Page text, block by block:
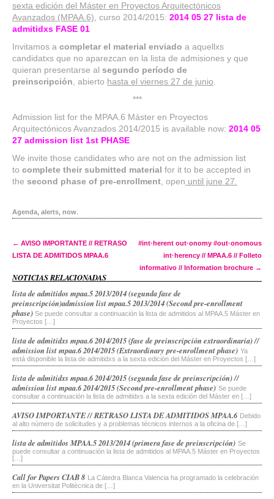
sexta edición del Máster en Proyectos Arquitectónicos
Avanzados (MPAA.6) , curso 2014/2015: 2014 05 27 lista de
admitidxs FASE 01
Invitamos a completar el material enviado a aquellxs
candidatxs que no aparezcan en la lista de admisiones y que
quieran presentarse al segundo período de
preinscripción , abierto hasta el viernes 27 de junio
***
Admission list for the MPAA.6 Máster en Proyectos
Arquitectónicos Avanzados 2014/2015 is available now: 2014 05
27 admission list 1st PHASE
We invite those candidates who are not on the admission list
to complete their submitted material for it to be accepted in
the second phase of pre-enrollment , open until june 27.
Agenda alerts now
Post navigation
← AVISO IMPORTANTE // RETRASO
LISTA DE ADMITIDOS MPAA.6
#int·herent out·onomy #out·onomous
int·herency // MPAA.6 // Folleto
informativo // Information brochure →
NOTICIAS RELACIONADAS
lista de admitidos mpaa.5 2013/2014 (segunda fase de
preinscripción)admission list mpaa.5 2013/2014 (Second pre-enrollment
phase) Se puede consultar a continuación la lista de admitidos al MPAA.5 Máster en
Proyectos […]
lista de admitidxs mpaa.6 2014/2015 (fase de preinscripción extraordinaria) //
admission list mpaa.6 2014/2015 (Extraordinary pre-enrollment phase) Ya
está disponible la lista de admitidxs a la sexta edición del Máster en Proyectos […]
lista de admitidxs mpaa.6 2014/2015 (segunda fase de preinscripción) //
admission list mpaa.6 2014/2015 (Second pre-enrollment phase) Se puede
consultar a continuación la lista de admitidxs a la sexta edición del Máster en […]
AVISO IMPORTANTE // RETRASO LISTA DE ADMITIDOS MPAA.6 Debido
al alto número de solicitudes y a problemas técnicos internos a la oficina de […]
lista de admitidos MPAA.5 2013/2014 (primera fase de preinscripción) Se
puede consultar a continuación la lista de admitidos al MPAA.5 Máster en Proyectos
[…]
Call for Papers CIAB 8 La Cátedra Blanca Valencia ha programado la celebración
en la Universitat Politècnica de […]